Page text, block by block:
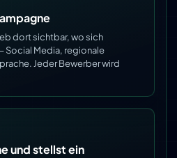
und stellst ein
dort sichtbar, wo sich
Social Media, regionale
Jeder Bewerber wird